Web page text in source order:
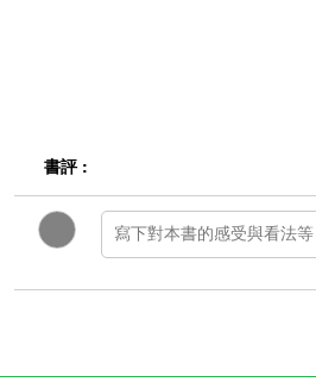
書評 :